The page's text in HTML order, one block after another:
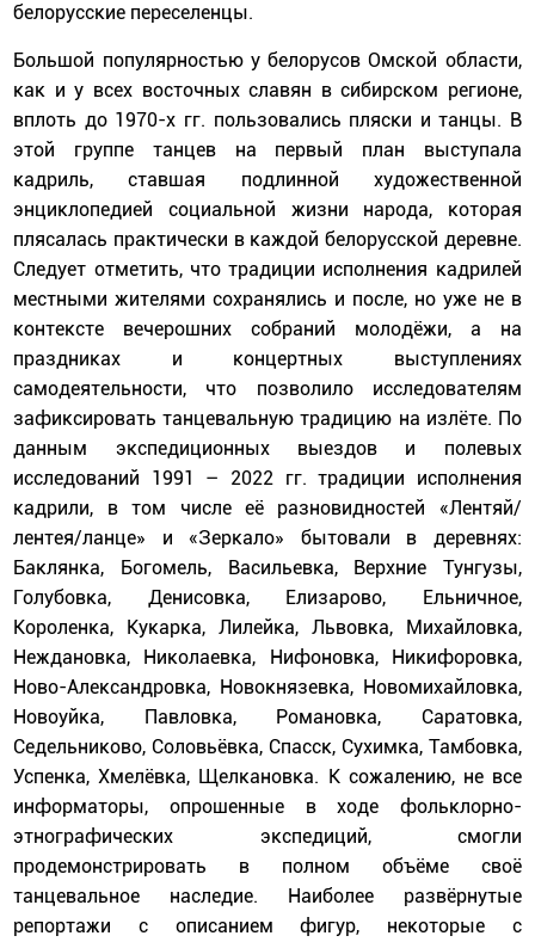
белорусские переселенцы.
Большой популярностью у белорусов Омской области,
как и у всех восточных славян в сибирском регионе,
вплоть до 1970-х гг. пользовались пляски и танцы. В
этой группе танцев на первый план выступала
кадриль, ставшая подлинной художественной
энциклопедией социальной жизни народа, которая
плясалась практически в каждой белорусской деревне.
Следует отметить, что традиции исполнения кадрилей
местными жителями сохранялись и после, но уже не в
контексте вечерошних собраний молодёжи, а на
праздниках и концертных выступлениях
самодеятельности, что позволило исследователям
зафиксировать танцевальную традицию на излёте. По
данным экспедиционных выездов и полевых
исследований 1991 – 2022 гг. традиции исполнения
кадрили, в том числе её разновидностей «Лентяй/
лентея/ланце» и «Зеркало» бытовали в деревнях:
Баклянка, Богомель, Васильевка, Верхние Тунгузы,
Голубовка, Денисовка, Елизарово, Ельничное,
Короленка, Кукарка, Лилейка, Львовка, Михайловка,
Неждановка, Николаевка, Нифоновка, Никифоровка,
Ново-Александровка, Новокнязевка, Новомихайловка,
Новоуйка, Павловка, Романовка, Саратовка,
Седельниково, Соловьёвка, Спасск, Сухимка, Тамбовка,
Успенка, Хмелёвка, Щелкановка. К сожалению, не все
информаторы, опрошенные в ходе фольклорно-
этнографических экспедиций, смогли
продемонстрировать в полном объёме своё
танцевальное наследие. Наиболее развёрнутые
репортажи с описанием фигур, некоторые с